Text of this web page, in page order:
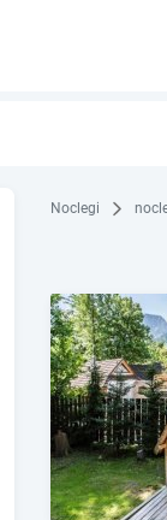
Noclegi